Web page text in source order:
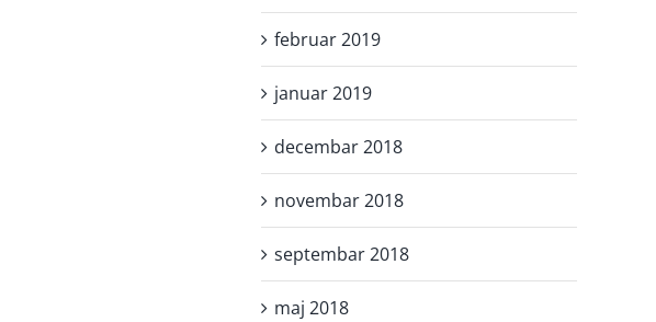
februar 2019
januar 2019
decembar 2018
novembar 2018
septembar 2018
maj 2018